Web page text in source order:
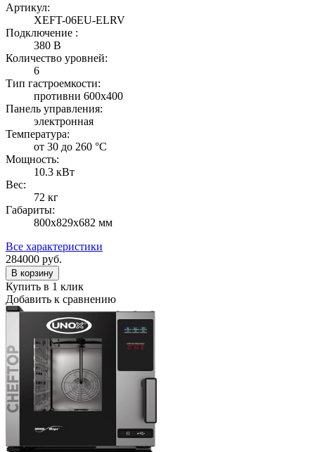
Артикул:
XEFT-06EU-ELRV
Подключение :
380 В
Количество уровней:
6
Тип гастроемкости:
противни 600х400
Панель управления:
электронная
Температура:
от 30 до 260 °С
Мощность:
10.3 кВт
Вес:
72 кг
Габариты:
800х829х682 мм
Все характеристики
284000 руб.
В корзину
Купить в 1 клик
Добавить к сравнению